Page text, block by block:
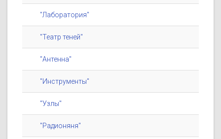
"Лаборатория"
"Театр теней"
"Антенна"
"Инструменты"
"Узлы"
"Радионяня"